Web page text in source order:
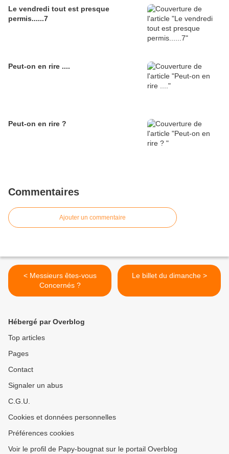
Le vendredi tout est presque
permis......7
Peut-on en rire ....
Peut-on en rire ?
Commentaires
Ajouter un commentaire
< Messieurs êtes-vous
Concernés ?
Le billet du dimanche >
Hébergé par Overblog
Top articles
Pages
Contact
Signaler un abus
C.G.U.
Cookies et données personnelles
Préférences cookies
Voir le profil de Papy-bougnat sur le portail Overblog